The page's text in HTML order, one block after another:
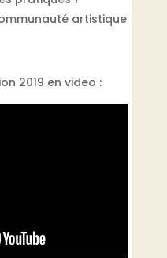
artistique
2019 en video :